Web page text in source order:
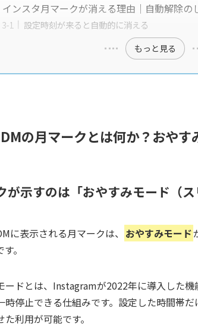
インスタ月マークが消える理由｜自動解除の
設定時刻が来ると自動的に消える
もっと見る
の月マークとは何か？おやす
が示すのは「おやすみモード（ス
に表示される月マークは、 おやすみモード
。
ードとは、Instagramが2022年に導入した
時停止できる仕組みです。設定した時間帯
利用が可能です。